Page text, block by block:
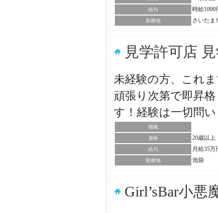
給与 時給1000
勤務地 さいたま
見学許可店
未経験の方、これ
頑張り次第で即昇
す！経験は一切問
職種
資格 20歳以
給与 月給35万
勤務地 池袋
Girl’sBar小悪